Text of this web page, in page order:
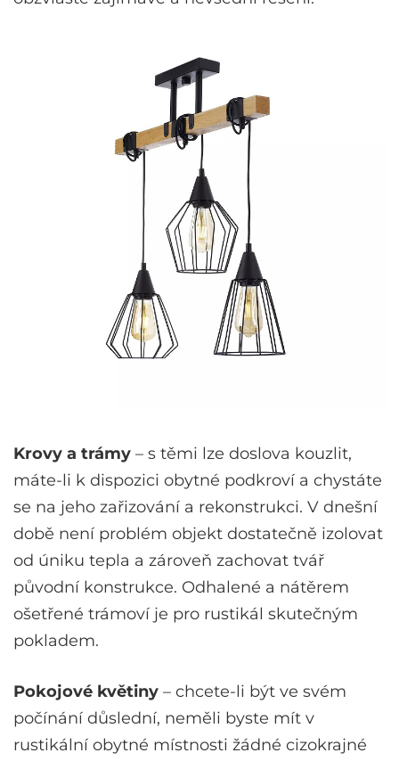
Krovy a trámy – s těmi lze doslova kouzlit,
máte-li k dispozici obytné podkroví a chystáte
se na jeho zařizování a rekonstrukci. V dnešní
době není problém objekt dostatečně izolovat
od úniku tepla a zároveň zachovat tvář
původní konstrukce. Odhalené a nátěrem
ošetřené trámoví je pro rustikál skutečným
pokladem.
Pokojové květiny – chcete-li být ve svém
počínání důslední, neměli byste mít v
rustikální obytné místnosti žádné cizokrajné